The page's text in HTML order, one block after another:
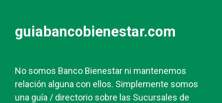
guiabancobienestar.com
No somos Banco Bienestar ni mantenemos
relación alguna con ellos. Simplemente somos
una guía / directorio sobre las Sucursales de